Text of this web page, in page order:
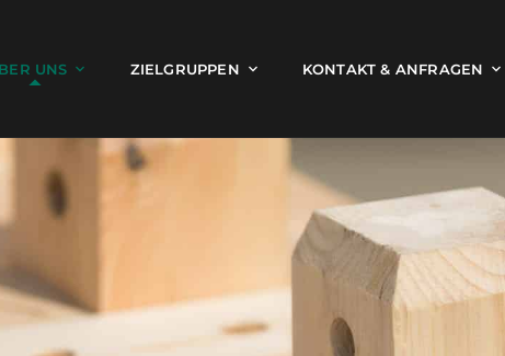
UNS ZIELGRUPPEN KONTAKT & ANFRAGEN